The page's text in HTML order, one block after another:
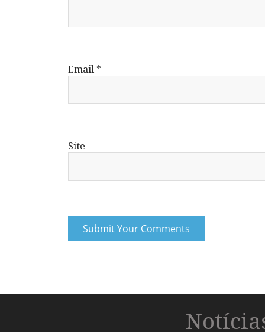
Email *
Site